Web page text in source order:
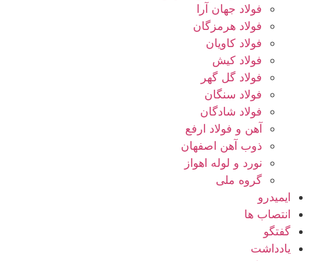
فولاد جهان آرا
فولاد هرمزگان
فولاد کاویان
فولاد کیش
فولاد گل گهر
فولاد سنگان
فولاد شادگان
آهن و فولاد ارفع
ذوب آهن اصفهان
نورد و لوله اهواز
گروه ملی
ایمیدرو
انتصاب ها
گفتگو
یادداشت